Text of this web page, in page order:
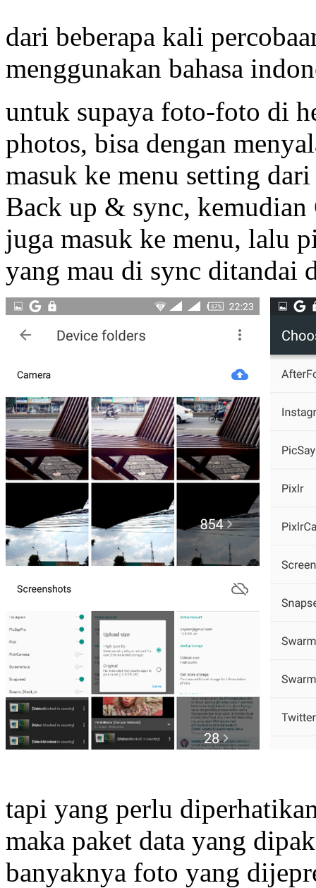
dari beberapa kali
menggunakan bahasa
untuk supaya foto-foto di
photos, bisa dengan
masuk ke menu setting dari
Back up & sync, kemudian
juga masuk ke menu, lalu
yang mau di sync ditandai
tapi yang perlu
maka paket data yang
banyaknya foto yang